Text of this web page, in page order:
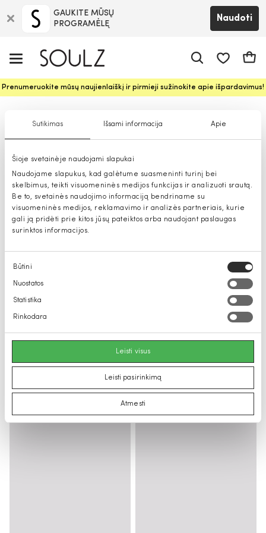
Sutikimas Išsami informacija Apie
Šioje svetainėje naudojami slapukai
Naudojame slapukus, kad galėtume suasmeninti turinį bei
skelbimus, teikti visuomeninės medijos funkcijas ir analizuoti srautą.
Be to, svetainės naudojimo informaciją bendriname su
visuomeninės medijos, reklamavimo ir analizės partneriais, kurie
gali ją pridėti prie kitos jūsų pateiktos arba naudojant paslaugas
surinktos informacijos.
Sutikimo
pasirinkimas
Būtini
Nuostatos
Statistika
Rinkodara
Leisti visus
Leisti pasirinkimą
Atmesti
GAUKITE MŪSŲ
PROGRAMĖLĘ
Naudoti
Prenumeruokite mūsų naujienlaiškį ir pirmieji sužinokite apie išpardavimus!
Kojinės berniukams